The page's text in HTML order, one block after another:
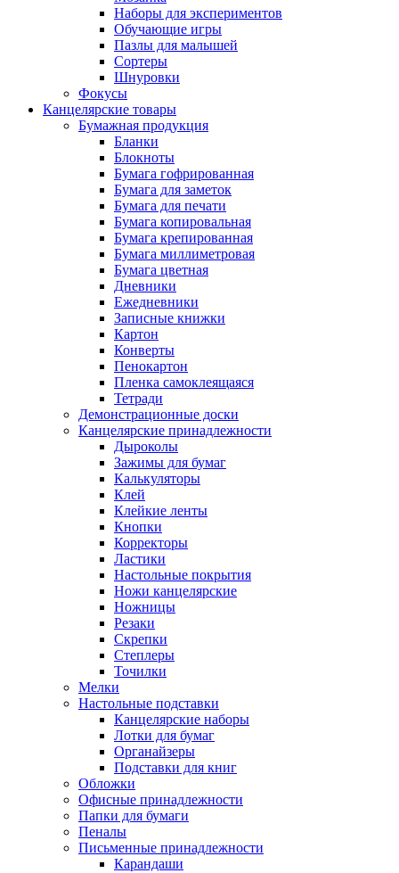
Наборы для экспериментов
Обучающие игры
Пазлы для малышей
Сортеры
Шнуровки
Фокусы
Канцелярские товары
Бумажная продукция
Бланки
Блокноты
Бумага гофрированная
Бумага для заметок
Бумага для печати
Бумага копировальная
Бумага крепированная
Бумага миллиметровая
Бумага цветная
Дневники
Ежедневники
Записные книжки
Картон
Конверты
Пенокартон
Пленка самоклеящаяся
Тетради
Демонстрационные доски
Канцелярские принадлежности
Дыроколы
Зажимы для бумаг
Калькуляторы
Клей
Клейкие ленты
Кнопки
Корректоры
Ластики
Настольные покрытия
Ножи канцелярские
Ножницы
Резаки
Скрепки
Степлеры
Точилки
Мелки
Настольные подставки
Канцелярские наборы
Лотки для бумаг
Органайзеры
Подставки для книг
Обложки
Офисные принадлежности
Папки для бумаги
Пеналы
Письменные принадлежности
Карандаши